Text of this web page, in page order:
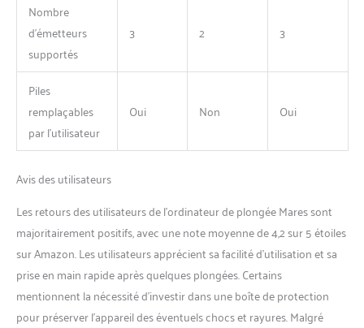
Nombre
d’émetteurs
supportés
3 2 3
Piles
remplaçables
par l’utilisateur
Oui Non Oui
Avis des utilisateurs
Les retours des utilisateurs de l’ordinateur de plongée Mares sont
majoritairement positifs, avec une note moyenne de 4,2 sur 5 étoiles
sur Amazon. Les utilisateurs apprécient sa facilité d’utilisation et sa
prise en main rapide après quelques plongées. Certains
mentionnent la nécessité d’investir dans une boîte de protection
pour préserver l’appareil des éventuels chocs et rayures. Malgré